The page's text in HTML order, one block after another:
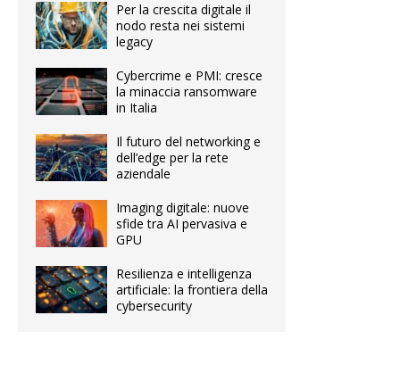
Per la crescita digitale il
nodo resta nei sistemi
legacy
Cybercrime e PMI: cresce
la minaccia ransomware
in Italia
Il futuro del networking e
dell’edge per la rete
aziendale
Imaging digitale: nuove
sfide tra AI pervasiva e
GPU
Resilienza e intelligenza
artificiale: la frontiera della
cybersecurity